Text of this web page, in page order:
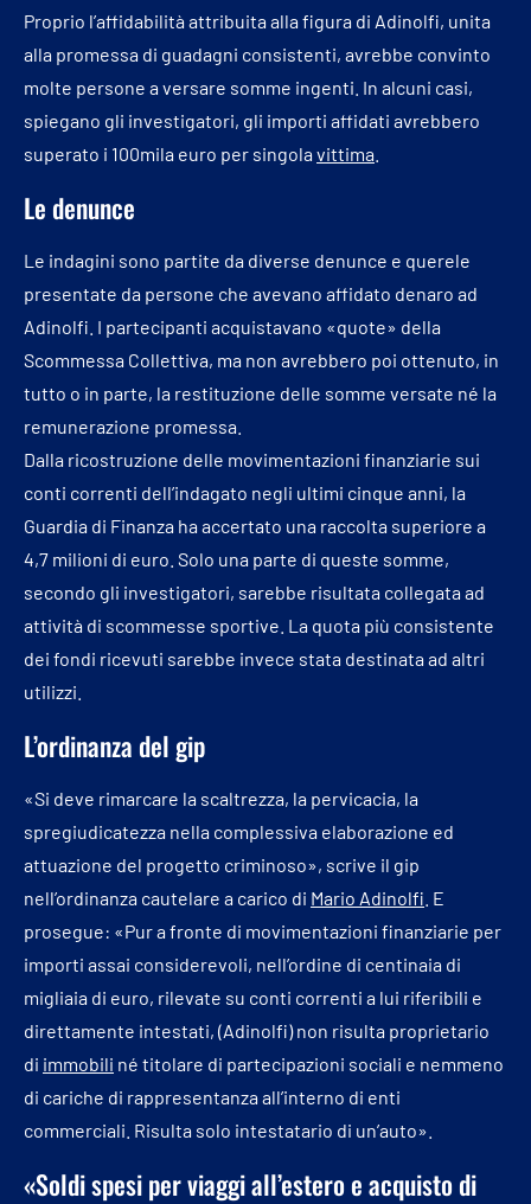
Proprio l’affidabilità attribuita alla figura di Adinolfi, unita
alla promessa di guadagni consistenti, avrebbe convinto
molte persone a versare somme ingenti. In alcuni casi,
spiegano gli investigatori, gli importi affidati avrebbero
superato i 100mila euro per singolavittima
Le denunce
Le indagini sono partite da diverse denunce e querele
presentate da persone che avevano affidato denaro ad
Adinolfi. I partecipanti acquistavano «quote» della
Scommessa Collettiva, ma non avrebbero poi ottenuto, in
tutto o in parte, la restituzione delle somme versate né la
remunerazione promessa.
Dalla ricostruzione delle movimentazioni finanziarie sui
conti correnti dell’indagato negli ultimi cinque anni, la
Guardia di Finanza ha accertato una raccolta superiore a
4,7 milioni di euro. Solo una parte di queste somme,
secondo gli investigatori, sarebbe risultata collegata ad
attività di scommesse sportive. La quota più consistente
dei fondi ricevuti sarebbe invece stata destinata ad altri
utilizzi.
L’ordinanza del gip
«Si deve rimarcare la scaltrezza, la pervicacia, la
spregiudicatezza nella complessiva elaborazione ed
attuazione del progetto criminoso», scrive il gip
nell’ordinanza cautelare a carico di Mario Adinolfi . E
prosegue: «Pur a fronte di movimentazioni finanziarie per
importi assai considerevoli, nell’ordine di centinaia di
migliaia di euro, rilevate su conti correnti a lui riferibili e
direttamente intestati, (Adinolfi) non risulta proprietario
di immobili né titolare di partecipazioni sociali e nemmeno
di cariche di rappresentanza all’interno di enti
commerciali. Risulta solo intestatario di un’auto».
«Soldi spesi per viaggi all’estero e acquisto di